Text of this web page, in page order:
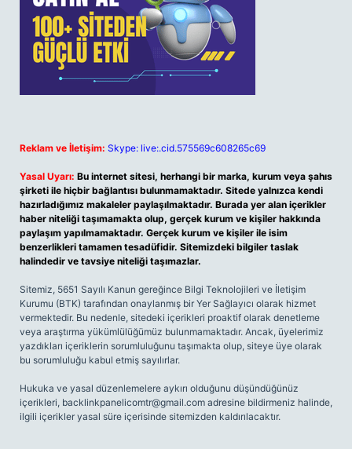
Reklam ve İletişim: Skype: live:.cid.575569c608265c69
Yasal Uyarı: Bu internet sitesi, herhangi bir marka, kurum veya şahıs
şirketi ile hiçbir bağlantısı bulunmamaktadır. Sitede yalnızca kendi
hazırladığımız makaleler paylaşılmaktadır. Burada yer alan içerikler
haber niteliği taşımamakta olup, gerçek kurum ve kişiler hakkında
paylaşım yapılmamaktadır. Gerçek kurum ve kişiler ile isim
benzerlikleri tamamen tesadüfidir. Sitemizdeki bilgiler taslak
halindedir ve tavsiye niteliği taşımazlar.
Sitemiz, 5651 Sayılı Kanun gereğince Bilgi Teknolojileri ve İletişim
Kurumu (BTK) tarafından onaylanmış bir Yer Sağlayıcı olarak hizmet
vermektedir. Bu nedenle, sitedeki içerikleri proaktif olarak denetleme
veya araştırma yükümlülüğümüz bulunmamaktadır. Ancak, üyelerimiz
yazdıkları içeriklerin sorumluluğunu taşımakta olup, siteye üye olarak
bu sorumluluğu kabul etmiş sayılırlar.
Hukuka ve yasal düzenlemelere aykırı olduğunu düşündüğünüz
içerikleri, backlinkpanelicomtr@gmail.com adresine bildirmeniz halinde,
ilgili içerikler yasal süre içerisinde sitemizden kaldırılacaktır.